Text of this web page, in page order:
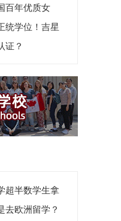
百年优质女
统学位！吉星
证？
超半数学生拿
去欧洲留学？